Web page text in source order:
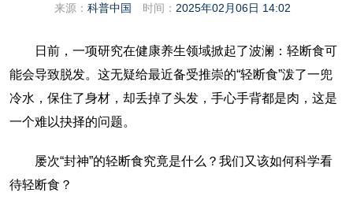
来源： 科普中国 时间： 2025年02月06日 14:02
日前，一项研究在健康养生领域掀起了波澜：轻断食可
能会导致脱发。这无疑给最近备受推崇的“轻断食”泼了一兜
冷水，保住了身材，却丢掉了头发，手心手背都是肉，这是
一个难以抉择的问题。
屡次“封神”的轻断食究竟是什么？我们又该如何科学看
待轻断食？